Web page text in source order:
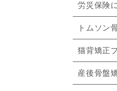
労災保険
トムソン
猫背矯正
産後骨盤